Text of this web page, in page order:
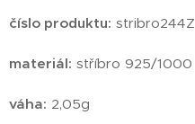
číslo produktu: stribro244Z
materiál: stříbro 925/1000
váha: 2,05g